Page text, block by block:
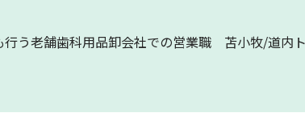
求人を探す ブックマーク
行う老舗歯科用品卸会社での営業職 苫小牧/道内